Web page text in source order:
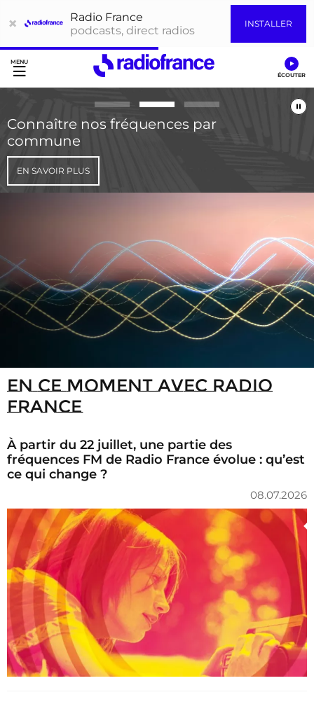
×
Radio France
podcasts, direct radios
INSTALLER
Accès direct :
Menu principal
Contenu
Connaître nos fréquences par
commune
EN SAVOIR PLUS
En ce moment avec Radio
France
À partir du 22 juillet, une partie des
fréquences FM de Radio France évolue : qu’est
ce qui change ?
08.07.2026